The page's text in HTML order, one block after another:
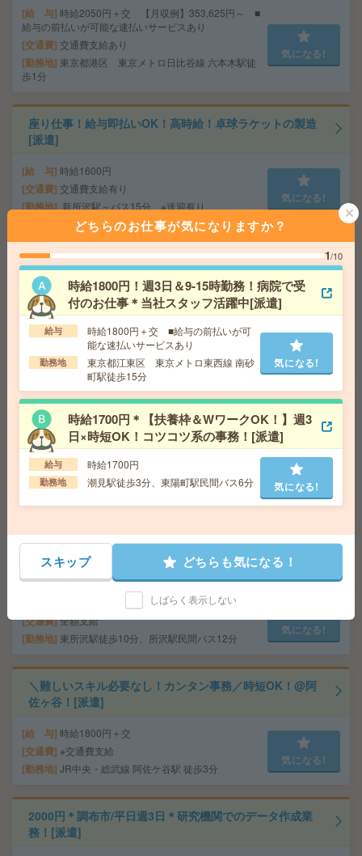
給 与 時給2050円＋交 【月収例】353,625円～ ■
給与の前払いが可能な速払いサービスあり
交通費 交通費支給あり
勤務地 東京都港区 東京メトロ日比谷線 六本木駅徒
歩1分
気になる!
座り仕事！給与即払いOK！高時給！卓球ラケットの製造
[派遣]
給 与 時給1600円
交通費 交通費支給有り
勤務地 新所沢駅～バス15分 ※送迎有り
気になる!
時給1800円！非営利団体＊時短＊16時まで＊コツモク系
＊データ入力など[派遣]
給 与
時給1800円＋交 【月収例】180,000円～ ■
給与の前払いが可能な速払いサービスあり
交通費 交通費支給あり
東京都江東区 中央・総武線各停 亀戸駅徒歩
5分、都営新宿線 西大島駅徒歩7分
気になる!
週3日～OK！簡単*CAD図面確認・入力*高時給2300円[派
遣]
給 与 時給2300円＋交
交通費 通勤交通費支給(規定有)
トロ銀座線 日本橋駅 徒歩7分
気になる!
1750円＊【図書館や博物館が好きなかたへ】本に囲まれ
てお仕事＊事務[派遣]
時給1750円 月収例 245,000円
交通費 全額支給
勤務地 東所沢駅徒歩10分、所沢駅民間バス12分
気になる!
＼難しいスキル必要なし！カンタン事務／時短OK！@阿
佐ヶ谷！[派遣]
給 与 時給1800円＋交
交通費 ※交通費支給
勤務地 JR中央・総武線 阿佐ケ谷駅 徒歩3分
気になる!
2000円＊調布市/平日週3日＊研究機関でのデータ作成業
務！[派遣]
どちらのお仕事が気になりますか？
1/10
時給1800円！週3日＆9-15時勤務！病院で受
付のお仕事＊当社スタッフ活躍中[派遣]
給与
時給1800円＋交 ■給与の前払いが可
能な速払いサービスあり
勤務地
東京都江東区 東京メトロ東西線 南砂
町駅徒歩15分
気になる!
時給1700円＊【扶養枠＆WワークOK！】週3
日×時短OK！コツコツ系の事務！[派遣]
給与 時給1700円
勤務地 潮見駅徒歩3分、東陽町駅民間バス6分 気になる!
スキップ どちらも気になる！
しばらく表示しない